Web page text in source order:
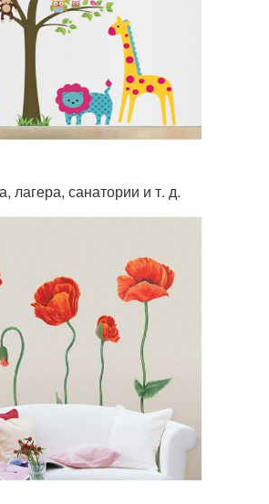
лагера, санатории и т. д.